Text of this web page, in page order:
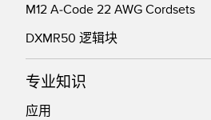
M12 A-Code 22 AWG Cordsets
DXMR50 逻辑块
专业知识
应用